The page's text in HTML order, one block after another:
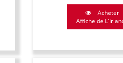
Acheter
Affiche de